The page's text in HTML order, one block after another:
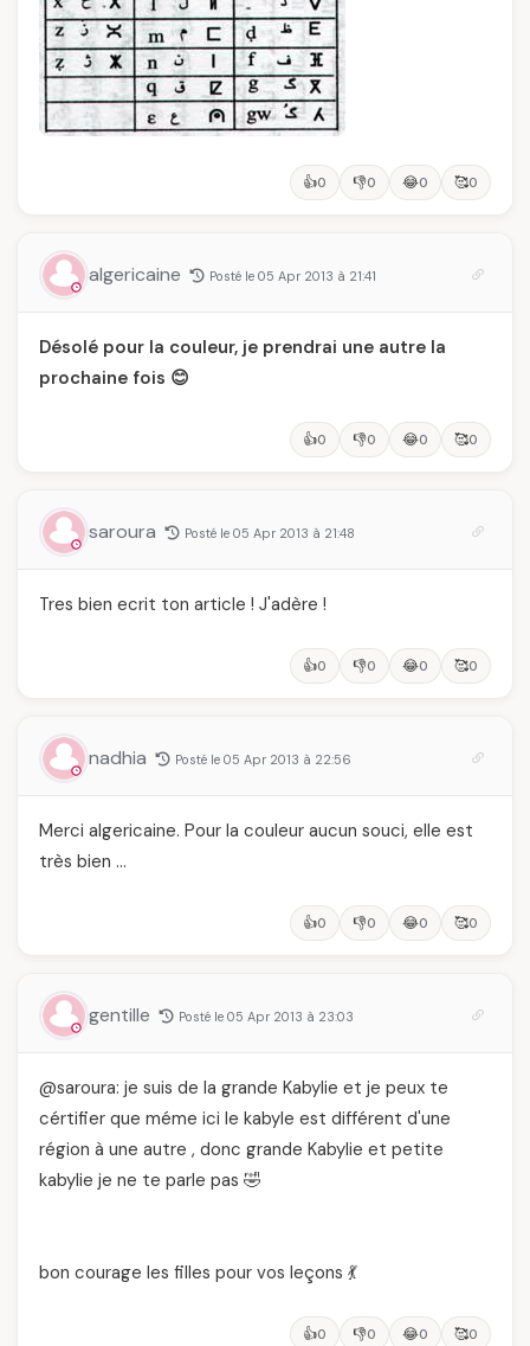
👍0 👎0 😂0 🥰0
algericaine Posté le 05 Apr 2013 à 21:41
Désolé pour la couleur, je prendrai une autre la
prochaine fois 😊
👍0 👎0 😂0 🥰0
saroura Posté le 05 Apr 2013 à 21:48
Tres bien ecrit ton article ! J'adère !
👍0 👎0 😂0 🥰0
nadhia Posté le 05 Apr 2013 à 22:56
Merci algericaine. Pour la couleur aucun souci, elle est
très bien …
👍0 👎0 😂0 🥰0
gentille Posté le 05 Apr 2013 à 23:03
@saroura: je suis de la grande Kabylie et je peux te
cértifier que méme ici le kabyle est différent d'une
région à une autre , donc grande Kabylie et petite
kabylie je ne te parle pas 🤣
bon courage les filles pour vos leçons 💃
👍0 👎0 😂0 🥰0